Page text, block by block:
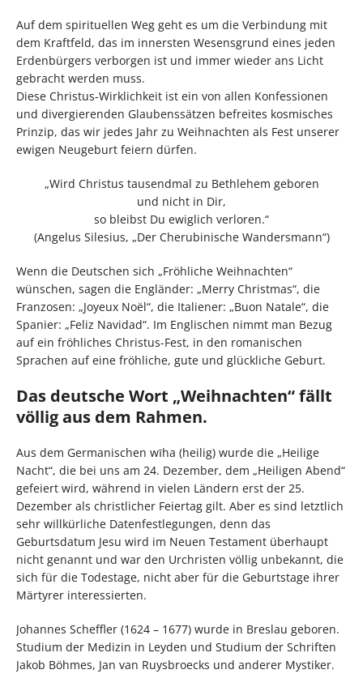
Auf dem spirituellen Weg geht es um die Verbindung mit
dem Kraftfeld, das im innersten Wesensgrund eines jeden
Erdenbürgers verborgen ist und immer wieder ans Licht
gebracht werden muss.
Diese Christus-Wirklichkeit ist ein von allen Konfessionen
und divergierenden Glaubenssätzen befreites kosmisches
Prinzip, das wir jedes Jahr zu Weihnachten als Fest unserer
ewigen Neugeburt feiern dürfen.
„Wird Christus tausendmal zu Bethlehem geboren
und nicht in Dir,
so bleibst Du ewiglich verloren.“
(Angelus Silesius, „Der Cherubinische Wandersmann“)
Wenn die Deutschen sich „Fröhliche Weihnachten“
wünschen, sagen die Engländer: „Merry Christmas“, die
Franzosen: „Joyeux Noël“, die Italiener: „Buon Natale“, die
Spanier: „Feliz Navidad“. Im Englischen nimmt man Bezug
auf ein fröhliches Christus-Fest, in den romanischen
Sprachen auf eine fröhliche, gute und glückliche Geburt.
Das deutsche Wort „Weihnachten“ fällt
völlig aus dem Rahmen.
Aus dem Germanischen wīha (heilig) wurde die „Heilige
Nacht“, die bei uns am 24. Dezember, dem „Heiligen Abend“
gefeiert wird, während in vielen Ländern erst der 25.
Dezember als christlicher Feiertag gilt. Aber es sind letztlich
sehr willkürliche Datenfestlegungen, denn das
Geburtsdatum Jesu wird im Neuen Testament überhaupt
nicht genannt und war den Urchristen völlig unbekannt, die
sich für die Todestage, nicht aber für die Geburtstage ihrer
Märtyrer interessierten.
Johannes Scheffler (1624 – 1677) wurde in Breslau geboren.
Studium der Medizin in Leyden und Studium der Schriften
Jakob Böhmes, Jan van Ruysbroecks und anderer Mystiker.